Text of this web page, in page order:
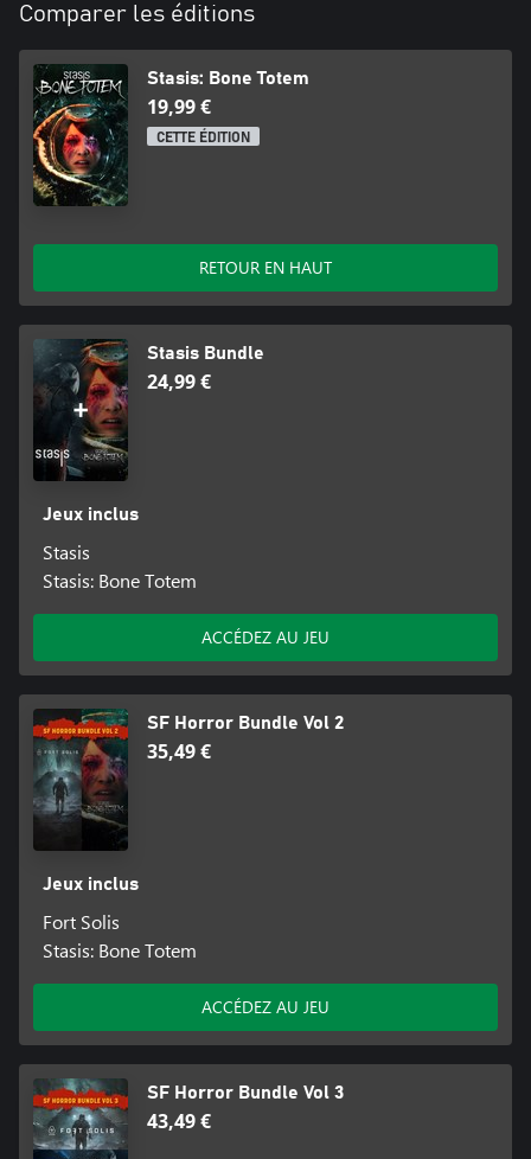
Comparer les éditions
Stasis: Bone Totem
19,99 €
CETTE ÉDITION
RETOUR EN HAUT
Stasis Bundle
24,99 €
Jeux inclus
Stasis
Stasis: Bone Totem
ACCÉDEZ AU JEU
SF Horror Bundle Vol 2
35,49 €
Jeux inclus
Fort Solis
Stasis: Bone Totem
ACCÉDEZ AU JEU
SF Horror Bundle Vol 3
43,49 €